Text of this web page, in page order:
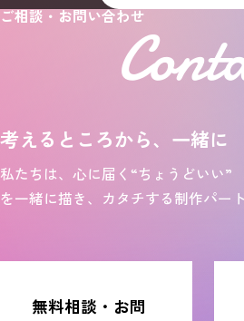
ご相談・お問い合わせ
考えるところから、一緒に
私たちは、心に届く“ちょうどいい”
を一緒に描き、カタチする制作パー
無料相談・お問